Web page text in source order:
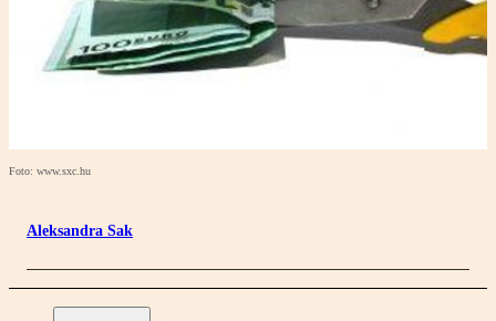
Foto: www.sxc.hu
Aleksandra Sak